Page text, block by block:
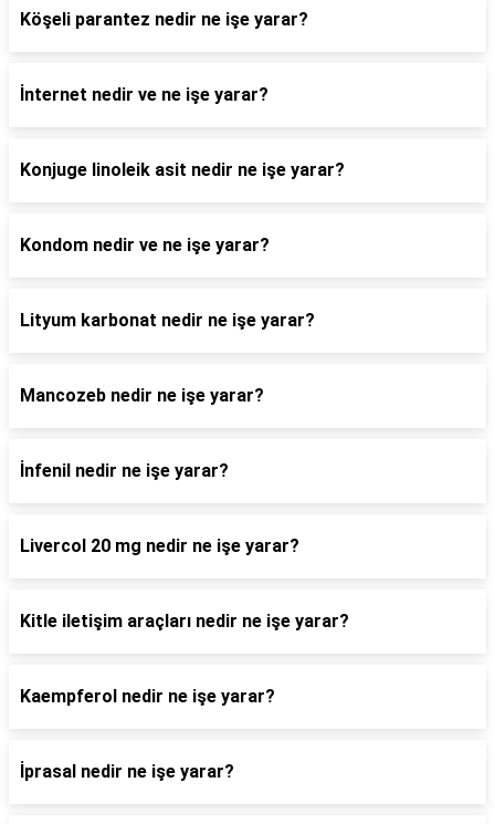
Köşeli parantez nedir ne işe yarar?
İnternet nedir ve ne işe yarar?
Konjuge linoleik asit nedir ne işe yarar?
Kondom nedir ve ne işe yarar?
Lityum karbonat nedir ne işe yarar?
Mancozeb nedir ne işe yarar?
İnfenil nedir ne işe yarar?
Livercol 20 mg nedir ne işe yarar?
Kitle iletişim araçları nedir ne işe yarar?
Kaempferol nedir ne işe yarar?
İprasal nedir ne işe yarar?